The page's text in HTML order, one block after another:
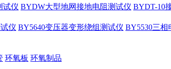
试仪 BYDW大型地网接地电阻测试仪 BYDT-10
仪 BY5640变压器变形绕组测试仪 BY5530三相
环氧板 环氧制品